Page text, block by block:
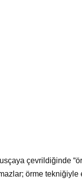
çevrildiğinde
örme